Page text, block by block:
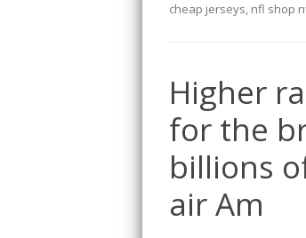
cheap jerseys, nfl shop
Higher
for the
billions
air Am